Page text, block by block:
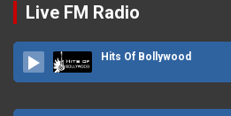
Live FM Radio
Hits Of Bollywood